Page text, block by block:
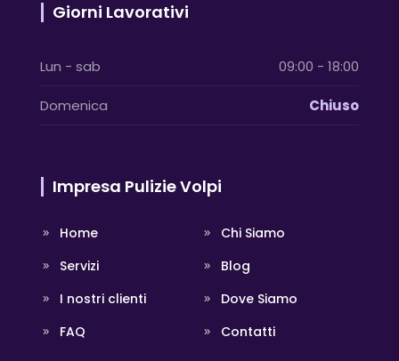
Giorni Lavorativi
Lun - sab 09:00 - 18:00
Domenica Chiuso
Impresa Pulizie Volpi
Home
Chi Siamo
Servizi
Blog
I nostri clienti
Dove Siamo
FAQ
Contatti